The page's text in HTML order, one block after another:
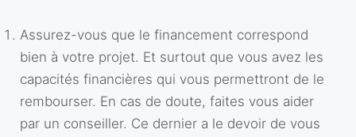
Assurez-vous que le financement correspond
bien à votre projet. Et surtout que vous avez les
capacités financières qui vous permettront de le
rembourser. En cas de doute, faites vous aider
par un conseiller. Ce dernier a le devoir de vous